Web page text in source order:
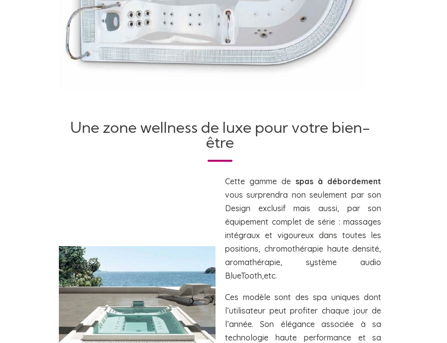
Une zone wellness de luxe pour votre bien-
être
Cette gamme de spas à débordement
vous surprendra non seulement par son
Design exclusif mais aussi, par son
équipement complet de série : massages
intégraux et vigoureux dans toutes les
positions, chromothérapie haute densité,
aromathérapie, système audio
BlueTooth,etc.
Ces modèle sont des spa uniques dont
l’utilisateur peut profiter chaque jour de
l’année. Son élégance associée à sa
technologie haute performance et sa